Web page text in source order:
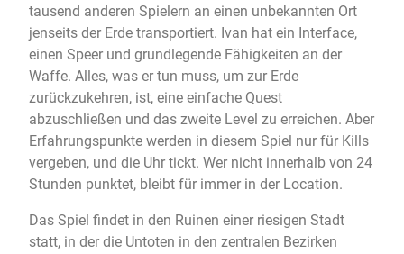
tausend anderen Spielern an einen unbekannten Ort
jenseits der Erde transportiert. Ivan hat ein Interface,
einen Speer und grundlegende Fähigkeiten an der
Waffe. Alles, was er tun muss, um zur Erde
zurückzukehren, ist, eine einfache Quest
abzuschließen und das zweite Level zu erreichen. Aber
Erfahrungspunkte werden in diesem Spiel nur für Kills
vergeben, und die Uhr tickt. Wer nicht innerhalb von 24
Stunden punktet, bleibt für immer in der Location.
Das Spiel findet in den Ruinen einer riesigen Stadt
statt, in der die Untoten in den zentralen Bezirken